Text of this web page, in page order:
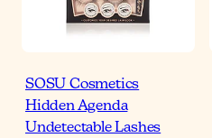
SOSU Cosmetics
Hidden Agenda
Undetectable Lashes